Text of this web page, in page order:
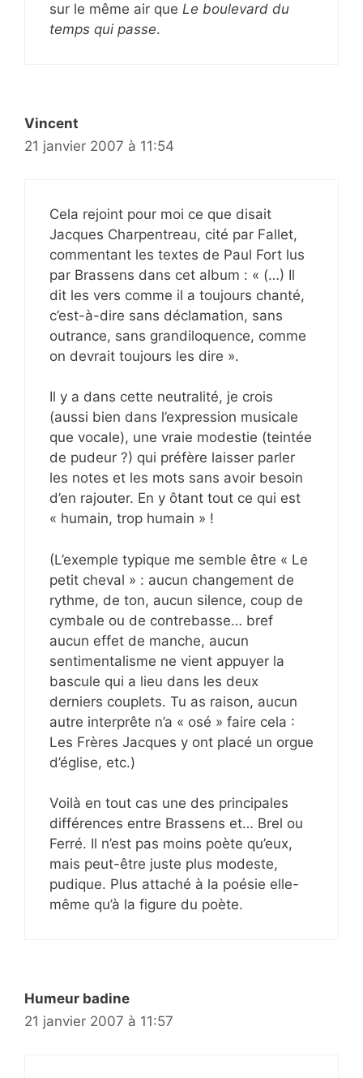
sur le même air que Le boulevard du
temps qui passe.
Vincent
21 janvier 2007 à 11:54
Cela rejoint pour moi ce que disait
Jacques Charpentreau, cité par Fallet,
commentant les textes de Paul Fort lus
par Brassens dans cet album : « (…) Il
dit les vers comme il a toujours chanté,
c’est-à-dire sans déclamation, sans
outrance, sans grandiloquence, comme
on devrait toujours les dire ».
Il y a dans cette neutralité, je crois
(aussi bien dans l’expression musicale
que vocale), une vraie modestie (teintée
de pudeur ?) qui préfère laisser parler
les notes et les mots sans avoir besoin
d’en rajouter. En y ôtant tout ce qui est
« humain, trop humain » !
(L’exemple typique me semble être « Le
petit cheval » : aucun changement de
rythme, de ton, aucun silence, coup de
cymbale ou de contrebasse… bref
aucun effet de manche, aucun
sentimentalisme ne vient appuyer la
bascule qui a lieu dans les deux
derniers couplets. Tu as raison, aucun
autre interprête n’a « osé » faire cela :
Les Frères Jacques y ont placé un orgue
d’église, etc.)
Voilà en tout cas une des principales
différences entre Brassens et… Brel ou
Ferré. Il n’est pas moins poète qu’eux,
mais peut-être juste plus modeste,
pudique. Plus attaché à la poésie elle-
même qu’à la figure du poète.
Humeur badine
21 janvier 2007 à 11:57